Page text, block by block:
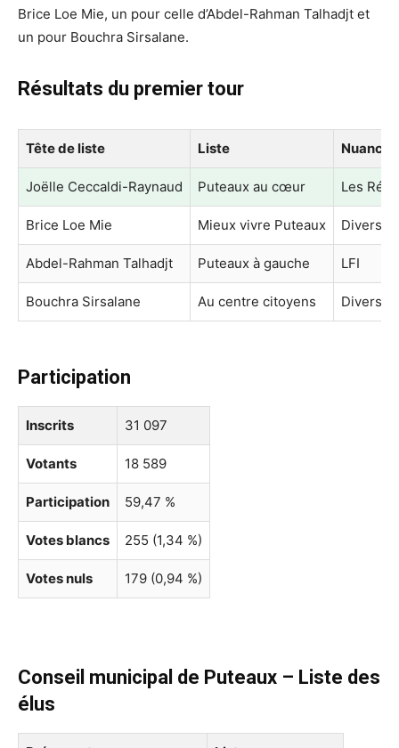
Brice Loe Mie, un pour celle d’Abdel-Rahman Talhadjt et
un pour Bouchra Sirsalane.
Résultats du premier tour
Tête de liste Liste Nuance
Joëlle Ceccaldi-Raynaud Puteaux au cœur Les
Brice Loe Mie Mieux vivre Puteaux Divers
Abdel-Rahman Talhadjt Puteaux à gauche LFI
Bouchra Sirsalane Au centre citoyens Divers
Participation
Inscrits 31 097
Votants 18 589
Participation 59,47 %
Votes blancs 255 (1,34 %)
Votes nuls 179 (0,94 %)
Conseil municipal de Puteaux – Liste des
élus